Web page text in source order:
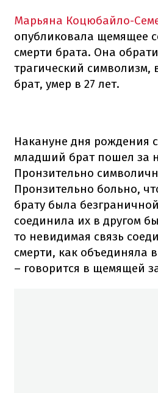
Марьяна Коцюбайло-
опубликовала щемящее
смерти брата. Она
трагический символизм,
брат, умер в 27 лет.
Накануне дня рождения
младший брат пошел за
Пронзительно
Пронзительно больно,
брату была
соединила их в другом
то невидимая связь
смерти, как объединяла
– говорится в щемящей